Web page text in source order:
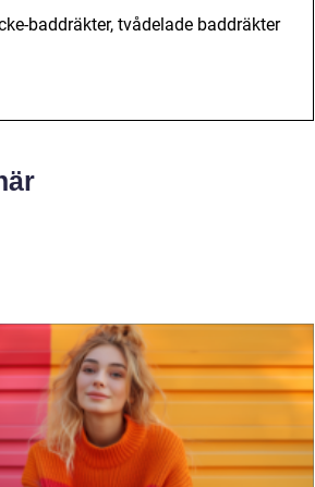
baddräkter, tvådelade baddräkter